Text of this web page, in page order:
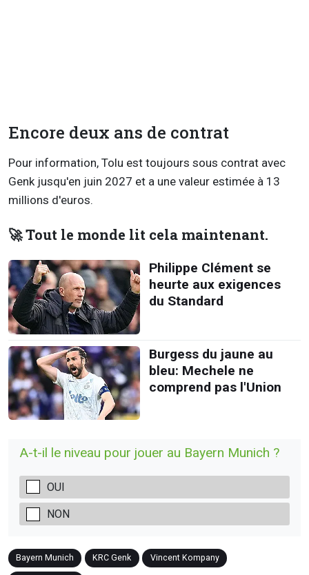
Encore deux ans de contrat
Pour information, Tolu est toujours sous contrat avec
Genk jusqu'en juin 2027 et a une valeur estimée à 13
millions d'euros.
🚀 Tout le monde lit cela maintenant.
Philippe Clément se
heurte aux exigences
du Standard
Burgess du jaune au
bleu: Mechele ne
comprend pas l'Union
A-t-il le niveau pour jouer au Bayern Munich ?
OUI
NON
Bayern Munich KRC Genk Vincent Kompany